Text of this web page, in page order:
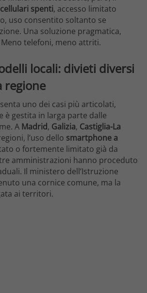
cellulari spenti, accesso limitato
uso consentito soltanto se
Una soluzione pragmatica,
telefoni, meno attriti.
locali: divieti diversi
regione
uno dei casi più articolati,
è gestita in larga parte dalle
A Madrid, Galizia, Castiglia-La
l’uso dello smartphone a
o fortemente limitato già da
amministrazioni hanno proceduto
Il ministero dell’Istruzione
una cornice comune, ma la
ai territori.